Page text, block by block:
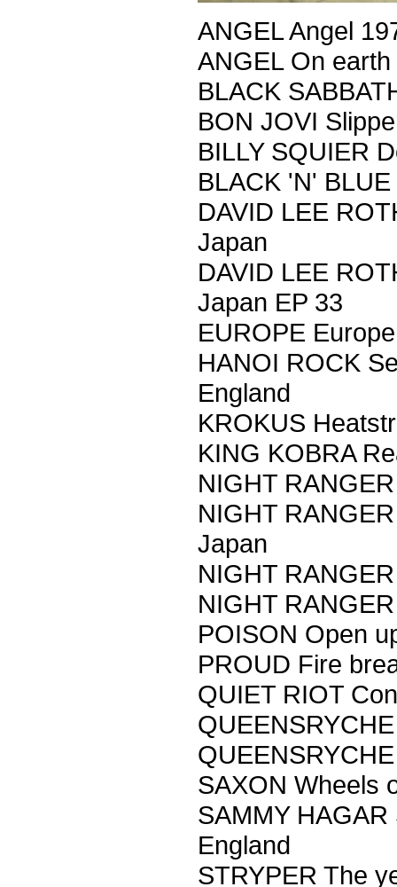
ANGEL Angel
ANGEL On
BLACK
BON JOVI
BILLY SQUIER
BLACK 'N'
DAVID LEE
Japan
DAVID LEE
Japan EP 33
EUROPE
HANOI ROCK
England
KROKUS
KING KOBRA
NIGHT
NIGHT
Japan
NIGHT
NIGHT
POISON Open
PROUD Fire
QUIET RIOT
SAXON Wheels
SAMMY
England
STRYPER The